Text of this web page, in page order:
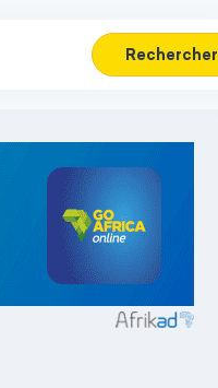
Rechercher